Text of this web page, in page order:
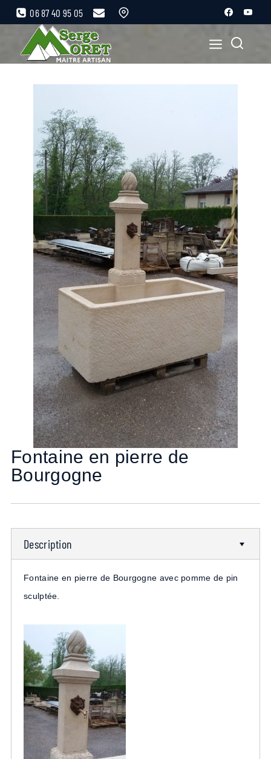
06 87 40 95 05
Fontaine en pierre de
Bourgogne
Description
Fontaine en pierre de Bourgogne avec pomme de pin
sculptée.